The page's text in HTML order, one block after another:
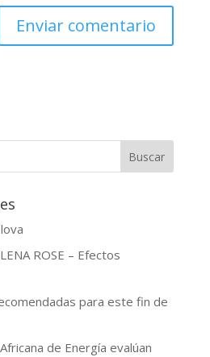
Buscar
ROSE – Efectos
para este fin de
de Energía evalúan